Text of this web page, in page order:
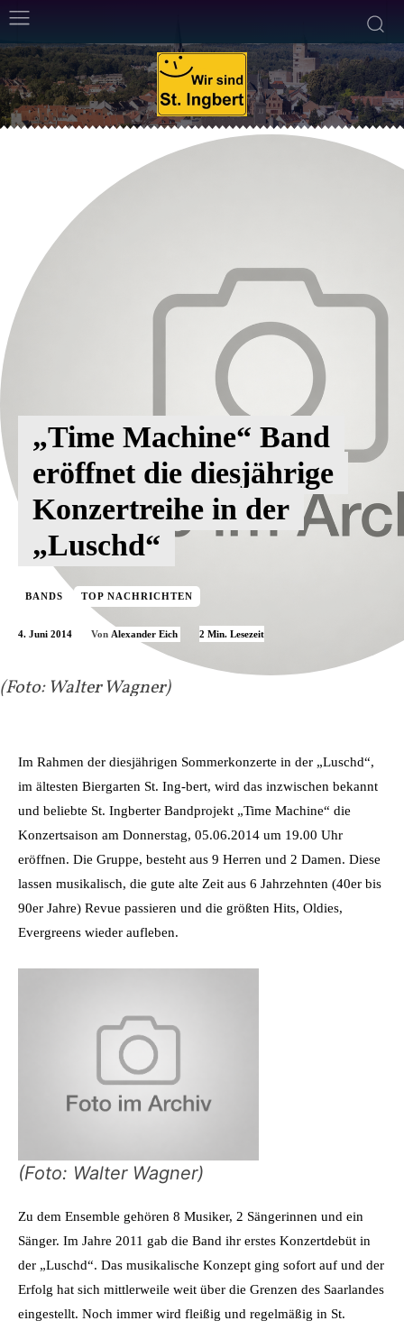
(Foto: Walter Wagner)
„Time Machine“ Band
eröffnet die diesjährige
Konzertreihe in der
„Luschd“
BANDS TOP NACHRICHTEN
4. Juni 2014 Von Alexander Eich 2 Min. Lesezeit
Im Rahmen der diesjährigen Sommerkonzerte in der „Luschd“,
im ältesten Biergarten St. Ing-bert, wird das inzwischen bekannt
und beliebte St. Ingberter Bandprojekt „Time Machine“ die
Konzertsaison am Donnerstag, 05.06.2014 um 19.00 Uhr
eröffnen. Die Gruppe, besteht aus 9 Herren und 2 Damen. Diese
lassen musikalisch, die gute alte Zeit aus 6 Jahrzehnten (40er bis
90er Jahre) Revue passieren und die größten Hits, Oldies,
Evergreens wieder aufleben.
(Foto: Walter Wagner)
Zu dem Ensemble gehören 8 Musiker, 2 Sängerinnen und ein
Sänger. Im Jahre 2011 gab die Band ihr erstes Konzertdebüt in
der „Luschd“. Das musikalische Konzept ging sofort auf und der
Erfolg hat sich mittlerweile weit über die Grenzen des Saarlandes
eingestellt. Noch immer wird fleißig und regelmäßig in St.